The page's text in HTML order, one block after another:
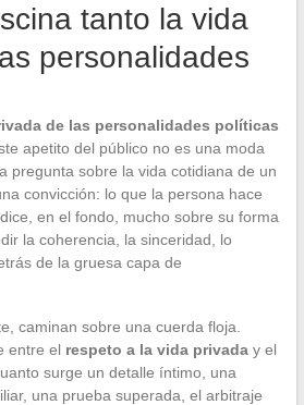
tanto la vida
personalidades
de las personalidades políticas
apetito del público no es una moda
pregunta sobre la vida cotidiana de un
convicción: lo que la persona hace
en el fondo, mucho sobre su forma
la coherencia, la sinceridad, lo
de la gruesa capa de
caminan sobre una cuerda floja.
entre el respeto a la vida privaday el
surge un detalle íntimo, una
una prueba superada, el arbitraje